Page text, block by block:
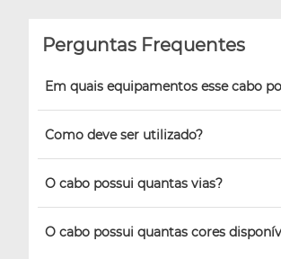
Perguntas Frequentes
Em quais equipamentos esse cabo
Como deve ser utilizado?
O cabo possui quantas vias?
O cabo possui quantas cores